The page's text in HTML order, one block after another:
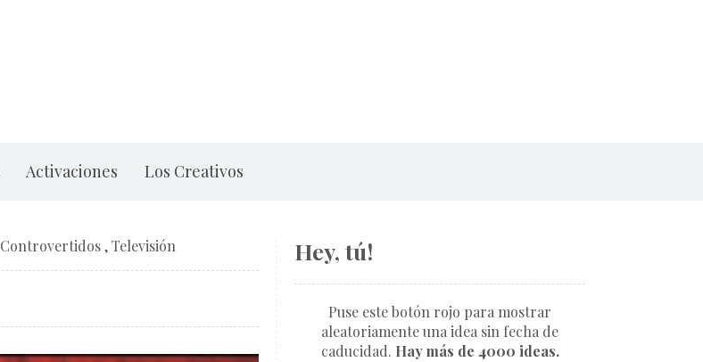
Activaciones Los Creativos
Controvertidos,Televisión Hey, tú!
Puse este botón rojo para mostrar
aleatoriamente una idea sin fecha de
caducidad. Hay más de 4000 ideas.